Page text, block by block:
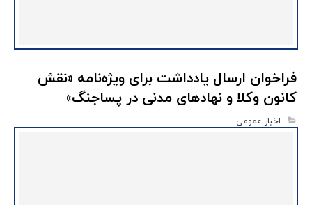
فراخوان ارسال یادداشت برای ویژه‌نامه «نقش
کانون وکلا و نهادهای مدنی در پساجنگ»
اخبار عمومی